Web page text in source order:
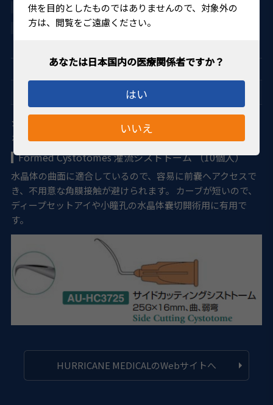
供を目的としたものではありませんので、対象外の
方は、閲覧をご遠慮ください。
はい
いいえ
21400BZY00451000
4560155483593
Capsulotomy 水晶体嚢切開術
シャープなチップのシストトームで、前嚢切開が容易に行な
えます。
Formed Cystotomes 灌流シストトーム （10個入）
水晶体の曲面に適合しているので、容易に前嚢へアクセスで
き、不用意な角膜接触が避けられます。 カーブが短いので、
ディープセットアイや小瞳孔の水晶体嚢切開術用に有用で
す。
HURRICANE MEDICALのWebサイトへ